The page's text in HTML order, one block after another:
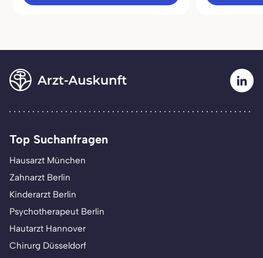
Top Suchanfragen
Hausarzt München
Zahnarzt Berlin
Kinderarzt Berlin
Psychotherapeut Berlin
Hautarzt Hannover
Chirurg Düsseldorf